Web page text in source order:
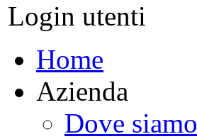
Login utenti
Home
Azienda
Dove siamo